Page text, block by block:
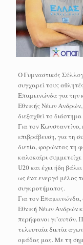
Ο Γυμναστικός
συγχαρεί τους
Επαμεινώνδα για την
Εθνικής Νέων Ανδρών,
διεξαχθεί το
Για τον
επιβράβευση, για τη
διετία, φορώντας τη
καλοκαίρι
U20 και έχει ήδη
ως ένα ενεργό μέλος
συγκροτήματος.
Για τον
Εθνική Νέων Ανδρών
περήφανοι γι’αυτόν.
τελευταία διετία
ομάδας μας. Με τη